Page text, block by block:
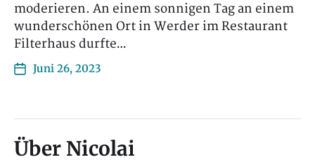
moderieren. An einem sonnigen Tag an einem
wunderschönen Ort in Werder im Restaurant
Filterhaus durfte…
Juni 26, 2023
Über Nicolai